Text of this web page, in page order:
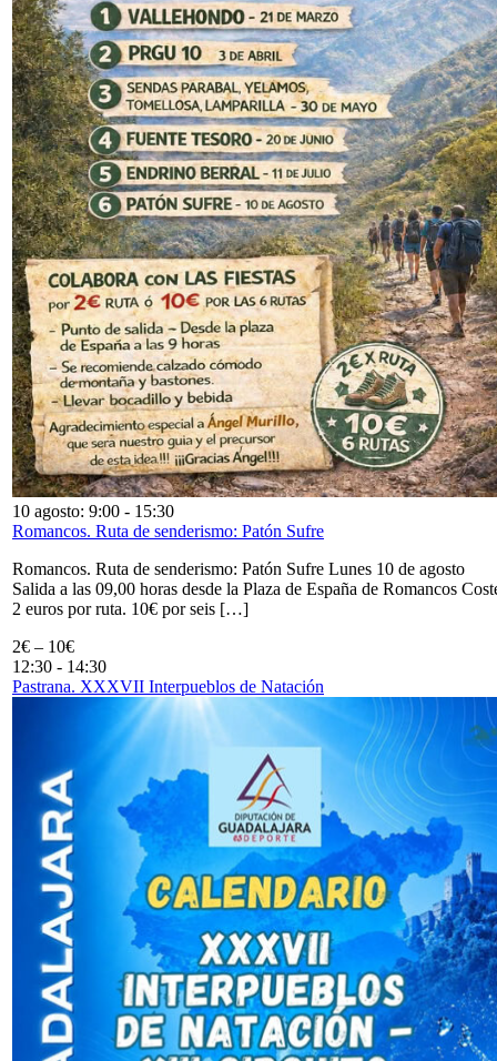
10 agosto: 9:00 - 15:30
Romancos. Ruta de senderismo: Patón Sufre
Romancos. Ruta de senderismo: Patón Sufre Lunes 10 de agosto
Salida a las 09,00 horas desde la Plaza de España de Romancos
2 euros por ruta. 10€ por seis […]
2€ – 10€
12:30 - 14:30
Pastrana. XXXVII Interpueblos de Natación